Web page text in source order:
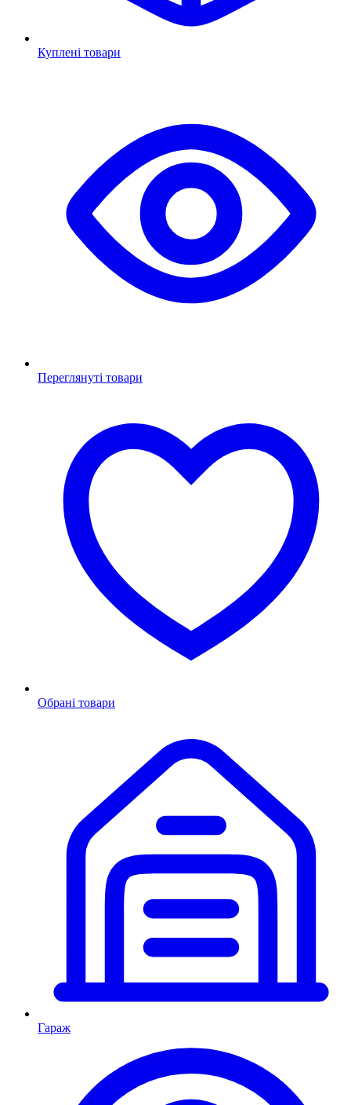
Куплені товари
Переглянуті товари
Обрані товари
Гараж